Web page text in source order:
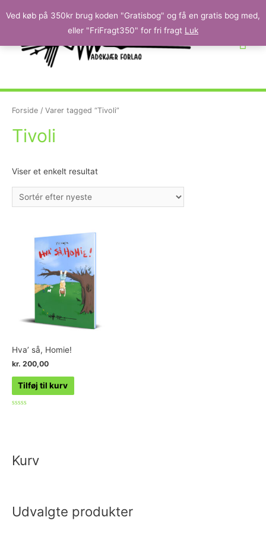
Ved køb på 350kr brug koden "Gratisbog" og få en gratis bog med,
eller "FriFragt350" for fri fragt Luk
Forside / Varer tagged “Tivoli”
Tivoli
Viser et enkelt resultat
Hva’ så, Homie!
kr. 200,00
Tilføj til kurv
Kurv
Udvalgte produkter